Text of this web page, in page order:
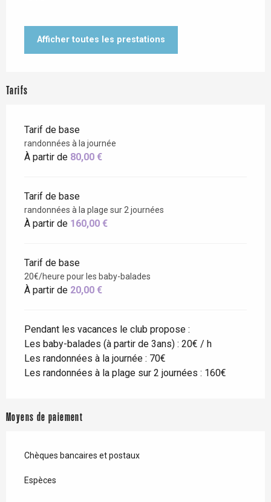
Afficher toutes les prestations
Tarifs
Tarif de base
randonnées à la journée
À partir de 80,00 €
Tarif de base
randonnées à la plage sur 2 journées
À partir de 160,00 €
Tarif de base
20€/heure pour les baby-balades
À partir de 20,00 €
Pendant les vacances le club propose :
Les baby-balades (à partir de 3ans) : 20€ / h
Les randonnées à la journée : 70€
Les randonnées à la plage sur 2 journées : 160€
Moyens de paiement
Chèques bancaires et postaux
Espèces